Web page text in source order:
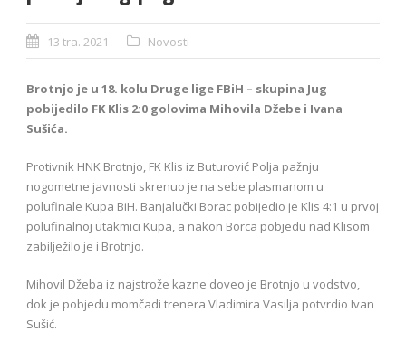
13 tra. 2021 Novosti
Brotnjo je u 18. kolu Druge lige FBiH – skupina Jug
pobijedilo FK Klis 2:0 golovima Mihovila Džebe i Ivana
Sušića.
Protivnik HNK Brotnjo, FK Klis iz Buturović Polja pažnju
nogometne javnosti skrenuo je na sebe plasmanom u
polufinale Kupa BiH. Banjalučki Borac pobijedio je Klis 4:1 u prvoj
polufinalnoj utakmici Kupa, a nakon Borca pobjedu nad Klisom
zabilježilo je i Brotnjo.
Mihovil Džeba iz najstrože kazne doveo je Brotnjo u vodstvo,
dok je pobjedu momčadi trenera Vladimira Vasilja potvrdio Ivan
Sušić.